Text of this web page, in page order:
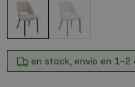
en stock, envío en 1-2